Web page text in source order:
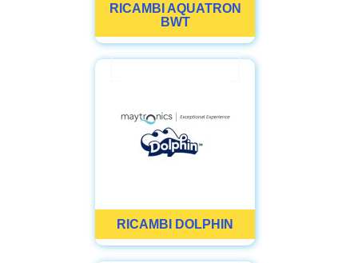
RICAMBI AQUATRON
BWT
RICAMBI DOLPHIN